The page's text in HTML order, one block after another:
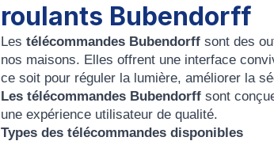
roulants Bubendorff
Les télécommandes Bubendorff sont des
nos maisons. Elles offrent une interface
ce soit pour réguler la lumière, améliorer la
Les télécommandes Bubendorff sont
une expérience utilisateur de qualité.
Types des télécommandes disponibles